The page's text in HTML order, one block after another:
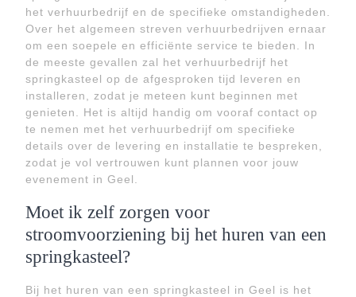
het verhuurbedrijf en de specifieke omstandigheden.
Over het algemeen streven verhuurbedrijven ernaar
om een soepele en efficiënte service te bieden. In
de meeste gevallen zal het verhuurbedrijf het
springkasteel op de afgesproken tijd leveren en
installeren, zodat je meteen kunt beginnen met
genieten. Het is altijd handig om vooraf contact op
te nemen met het verhuurbedrijf om specifieke
details over de levering en installatie te bespreken,
zodat je vol vertrouwen kunt plannen voor jouw
evenement in Geel.
Moet ik zelf zorgen voor
stroomvoorziening bij het huren van een
springkasteel?
Bij het huren van een springkasteel in Geel is het